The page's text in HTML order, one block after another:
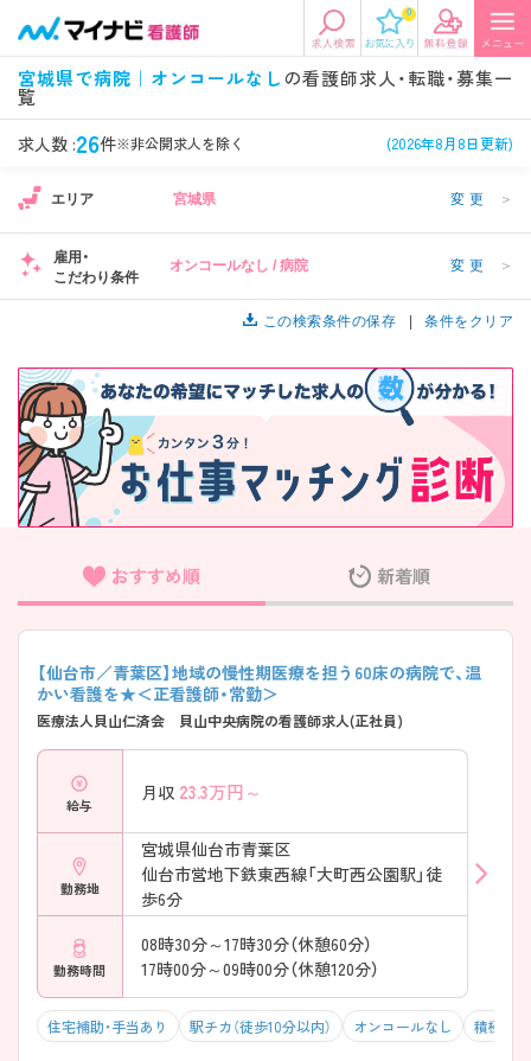
0
宮城県で病院｜オンコールなしの看護師求人・転職・募集一
覧
求人数 :26件※非公開求人を除く (2026年8月8日更新)
エリアから探す
関東
東海 関西
九州・沖縄
希望の求人条件を選択
資格
施設形態 1
病院、クリニック・診療所など 病棟、外来など
美容外科、
循環器内科など
未経験歓迎、
土日祝休みなど
年収
年収500万円以上など 正社員、契約社員など
フリーワード検索
エリア 宮城県 変更 ＞
雇用・
こだわり条件
オンコールなし / 病院 変更 ＞
この検索条件の保存 条件をクリア
おすすめ順 新着順
【仙台市／青葉区】地域の慢性期医療を担う60床の病院で、温
かい看護を★＜正看護師・常勤＞
医療法人貝山仁済会 貝山中央病院の看護師求人(正社員)
給与
月収 23.3万円～
勤務地
宮城県仙台市青葉区
仙台市営地下鉄東西線「大町西公園駅」徒
歩6分
勤務時間
08時30分～17時30分（休憩60分）
17時00分～09時00分（休憩120分）
住宅補助・手当あり 駅チカ（徒歩10分以内） オンコールなし 積極採